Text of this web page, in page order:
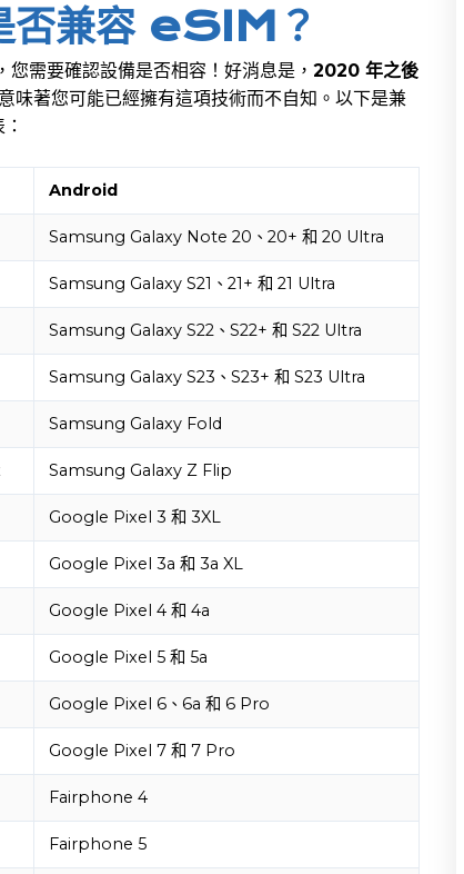
否兼容 eSIM？
需要確認設備是否相容！好消息是，2020 年之後
味著您可能已經擁有這項技術而不自知。以下是兼
Android
Samsung Galaxy Note 20、20+ 和 20 Ultra
Samsung Galaxy S21、21+ 和 21 Ultra
Samsung Galaxy S22、S22+ 和 S22 Ultra
Samsung Galaxy S23、S23+ 和 S23 Ultra
Samsung Galaxy Fold
Samsung Galaxy Z Flip
Google Pixel 3 和 3XL
Google Pixel 3a 和 3a XL
Google Pixel 4 和 4a
Google Pixel 5 和 5a
Google Pixel 6、6a 和 6 Pro
Google Pixel 7 和 7 Pro
Fairphone 4
Fairphone 5